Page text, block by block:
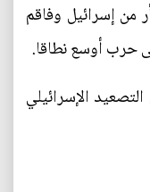
من إسرائيل وفاقم
حرب أوسع نطاقا.
الإسرائيلي